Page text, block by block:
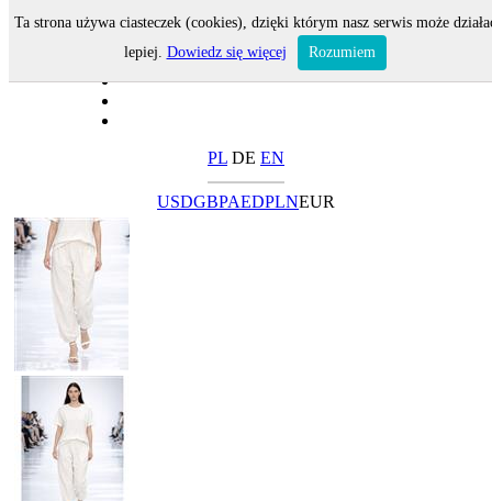
PL DE EN
USDGBPAEDPLNEUR
Ta strona używa ciasteczek (cookies), dzięki którym nasz serwis może
lepiej. Dowiedz się więcej Rozumiem